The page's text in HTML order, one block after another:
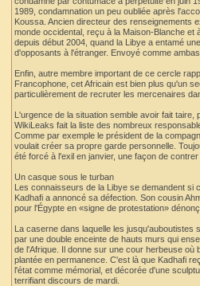
1989, condamnation un peu oubliée après
Koussa. Ancien directeur des renseignements
monde occidental, reçu à la Maison-Blanche
depuis début 2004, quand la Libye a entamé
d'opposants à l'étranger. Envoyé comme
Enfin, autre membre important de ce cercle
Francophone, cet Africain est bien plus qu'un
particulièrement de recruter les mercenaires
L'urgence de la situation semble avoir fait
WikiLeaks fait la liste des nombreux
Comme par exemple le président de la
voulait créer sa propre garde personnelle.
été forcé à l'exil en janvier, une façon de
Un casque sous le turban
Les connaisseurs de la Libye se demandent si
Kadhafi a annoncé sa défection. Son cousin
pour l'Égypte en «signe de protestation»
La caserne dans laquelle les
par une double enceinte de hauts murs qui
de l'Afrique. Il donne sur une cour herbeuse où
plantée en permanence. C'est là que Kadhafi
l'état comme mémorial, et décorée d'une
terrifiant discours de mardi.